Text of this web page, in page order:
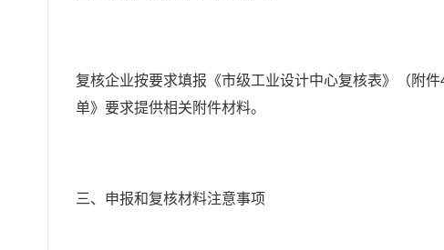
复核企业按要求填报《市级工业设计中心复核表》（附
单》要求提供相关附件材料。
三、申报和复核材料注意事项